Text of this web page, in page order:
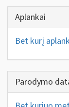
Aplankai
Bet kurį
Parodymo